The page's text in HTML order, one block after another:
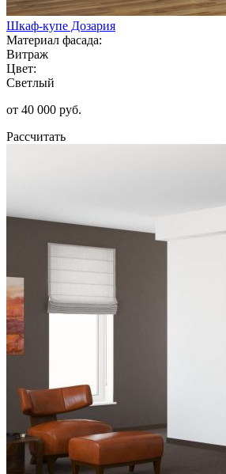
Шкаф-купе Дозария
Материал фасада:
Витраж
Цвет:
Светлый
от 40 000 руб.
Рассчитать